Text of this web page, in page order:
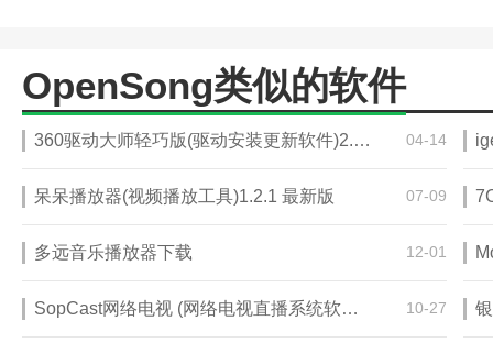
OpenSong类似的软件
360驱动大师轻巧版(驱动安装更新软件)2.0.0.1530 04-14
呆呆播放器(视频播放工具)1.2.1 最新版 07-09
多远音乐播放器下载 12-01
SopCast网络电视 (网络电视直播系统软件) 4.2.0 免费版 10-27